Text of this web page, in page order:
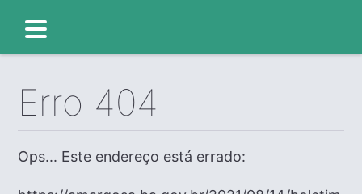
Erro 404
Ops... Este endereço está errado: